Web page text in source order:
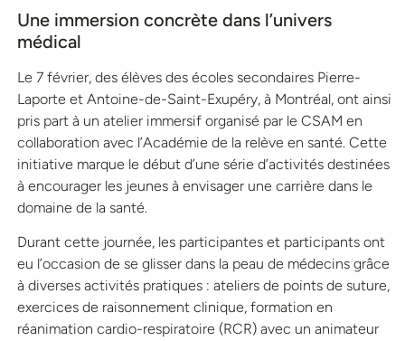
Une immersion concrète dans l’univers
médical
Le 7 février, des élèves des écoles secondaires Pierre-
Laporte et Antoine-de-Saint-Exupéry, à Montréal, ont ainsi
pris part à un atelier immersif organisé par le CSAM en
collaboration avec l’Académie de la relève en santé. Cette
initiative marque le début d’une série d’activités destinées
à encourager les jeunes à envisager une carrière dans le
domaine de la santé.
Durant cette journée, les participantes et participants ont
eu l’occasion de se glisser dans la peau de médecins grâce
à diverses activités pratiques : ateliers de points de suture,
exercices de raisonnement clinique, formation en
réanimation cardio-respiratoire (RCR) avec un animateur